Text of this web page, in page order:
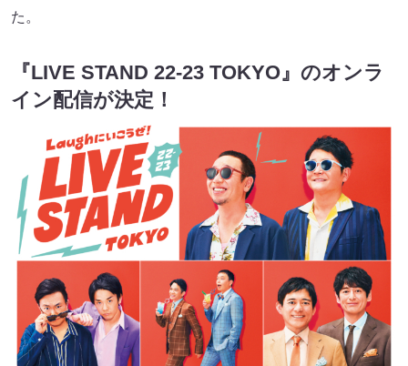
た。
『LIVE STAND 22-23 TOKYO』のオンラ
イン配信が決定！